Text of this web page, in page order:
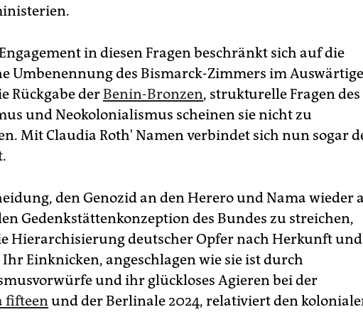
in diesen Fragen beschränkt sich auf die
Umbenennung des Bismarck-Zimmers im
Rückgabe derBenin-Bronzen, strukturelle Fragen des
und Neokolonialismus scheinen sie nicht zu
Mit Claudia Roth' Namen verbindet sich nun sogar
den Genozid an den Herero und Nama wieder
Gedenkstättenkonzeption des Bundes zu streichen,
Hierarchisierung deutscher Opfer nach Herkunft und
Einknicken, angeschlagen wie sie ist durch
und ihr glückloses Agieren bei der
fifteenund der Berlinale 2024, relativiert den